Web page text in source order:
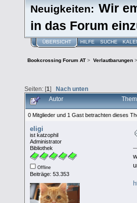
Neuigkeiten: Wir
in das Forum
ÜBERSICHT HILFE SUCHE
Bookcrossing Forum AT > Verlautbarungen>
Seiten: [1] Nach unten
Autor
0 Mitglieder und 1 Gast betrachten dieses
eligi
ist katzophil
Administrator
Bibliothek
Offline
Beiträge: 53.353